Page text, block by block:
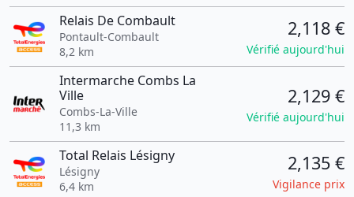
Relais De Combault
Pontault-Combault
8,2 km
2,118 €
Vérifié aujourd'hui
Intermarche Combs La
Ville
Combs-La-Ville
11,3 km
2,129 €
Vérifié aujourd'hui
Total Relais Lésigny
Lésigny
6,4 km
2,135 €
Vigilance prix